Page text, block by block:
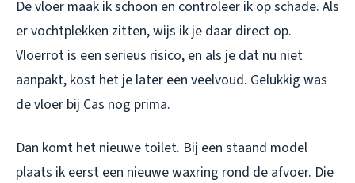
De vloer maak ik schoon en controleer ik op schade. Als
er vochtplekken zitten, wijs ik je daar direct op.
Vloerrot is een serieus risico, en als je dat nu niet
aanpakt, kost het je later een veelvoud. Gelukkig was
de vloer bij Cas nog prima.
Dan komt het nieuwe toilet. Bij een staand model
plaats ik eerst een nieuwe waxring rond de afvoer. Die